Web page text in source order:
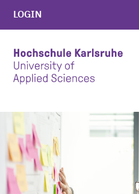
Skip to main content
LOGIN